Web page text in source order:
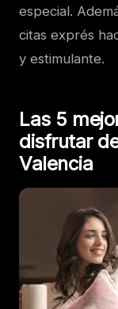
especial.
citas exprés
y estimulante.
Las 5
disfrutar
Valencia